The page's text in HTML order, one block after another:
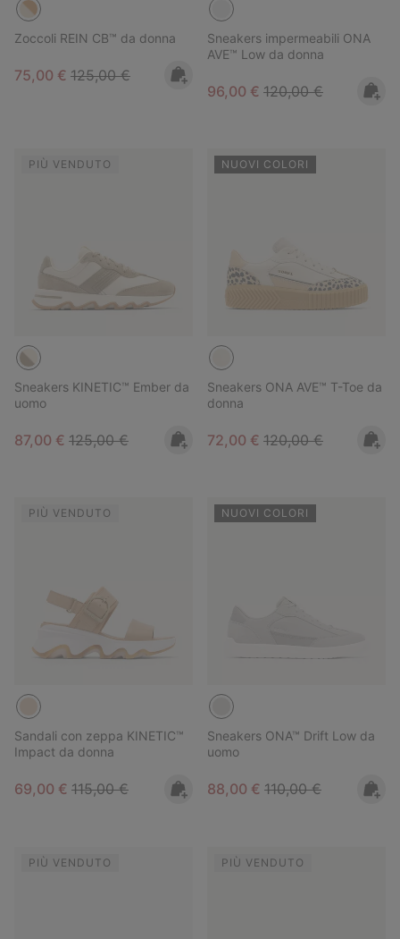
Zoccoli REIN CB™ da donna
Sale price:
75,00 € Regular price:
125,00 €
Sneakers impermeabili ONA
AVE™ Low da donna
Sale price:
96,00 € Regular price:
120,00 €
PIÙ VENDUTO
Sneakers KINETIC™ Ember da
uomo
Sale price:
87,00 € Regular price:
125,00 €
NUOVI COLORI
Sneakers ONA AVE™ T-Toe da
donna
Sale price:
72,00 € Regular price:
120,00 €
PIÙ VENDUTO
Sandali con zeppa KINETIC™
Impact da donna
Sale price:
69,00 € Regular price:
115,00 €
NUOVI COLORI
Sneakers ONA™ Drift Low da
uomo
Sale price:
88,00 € Regular price:
110,00 €
PIÙ VENDUTO PIÙ VENDUTO